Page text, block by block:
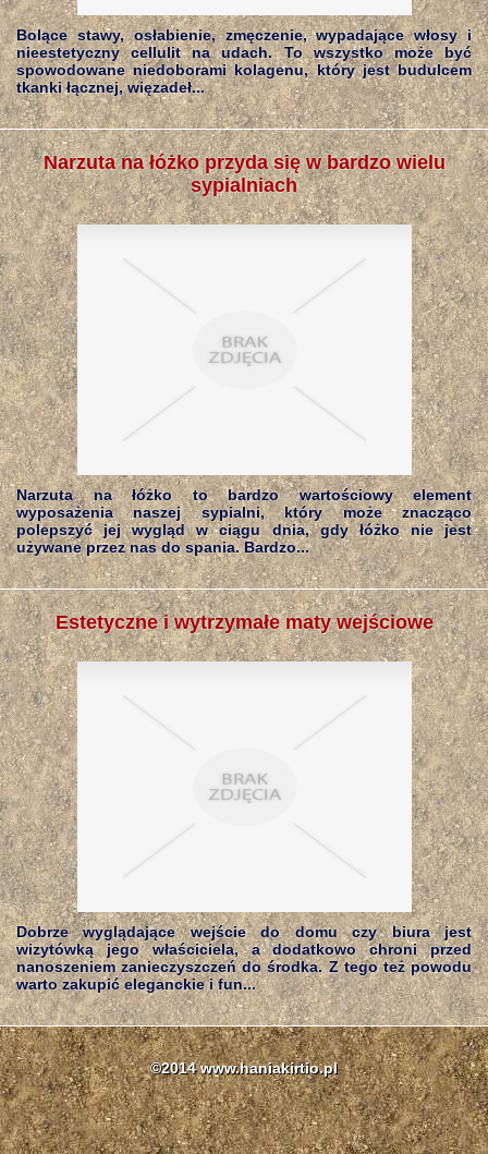
Bolące stawy, osłabienie, zmęczenie, wypadające włosy i
nieestetyczny cellulit na udach. To wszystko może być
spowodowane niedoborami kolagenu, który jest budulcem
tkanki łącznej, więzadeł...
Narzuta na łóżko przyda się w bardzo wielu
sypialniach
Narzuta na łóżko to bardzo wartościowy element
wyposażenia naszej sypialni, który może znacząco
polepszyć jej wygląd w ciągu dnia, gdy łóżko nie jest
używane przez nas do spania. Bardzo...
Estetyczne i wytrzymałe maty wejściowe
Dobrze wyglądające wejście do domu czy biura jest
wizytówką jego właściciela, a dodatkowo chroni przed
nanoszeniem zanieczyszczeń do środka. Z tego też powodu
warto zakupić eleganckie i fun...
©2014 www.haniakirtio.pl